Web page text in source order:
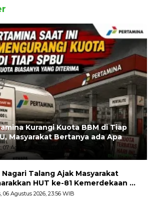
Kurangi Kuota BBM di Tiap
Masyarakat Bertanya ada Apa
07 Agustus 2026, 11:03 WIB
Nagari Talang Ajak Masyarakat
HUT ke-81 Kemerdekaan RI
Mengibarkan Bendera Merah
06 Agustus 2026, 23:56 WIB